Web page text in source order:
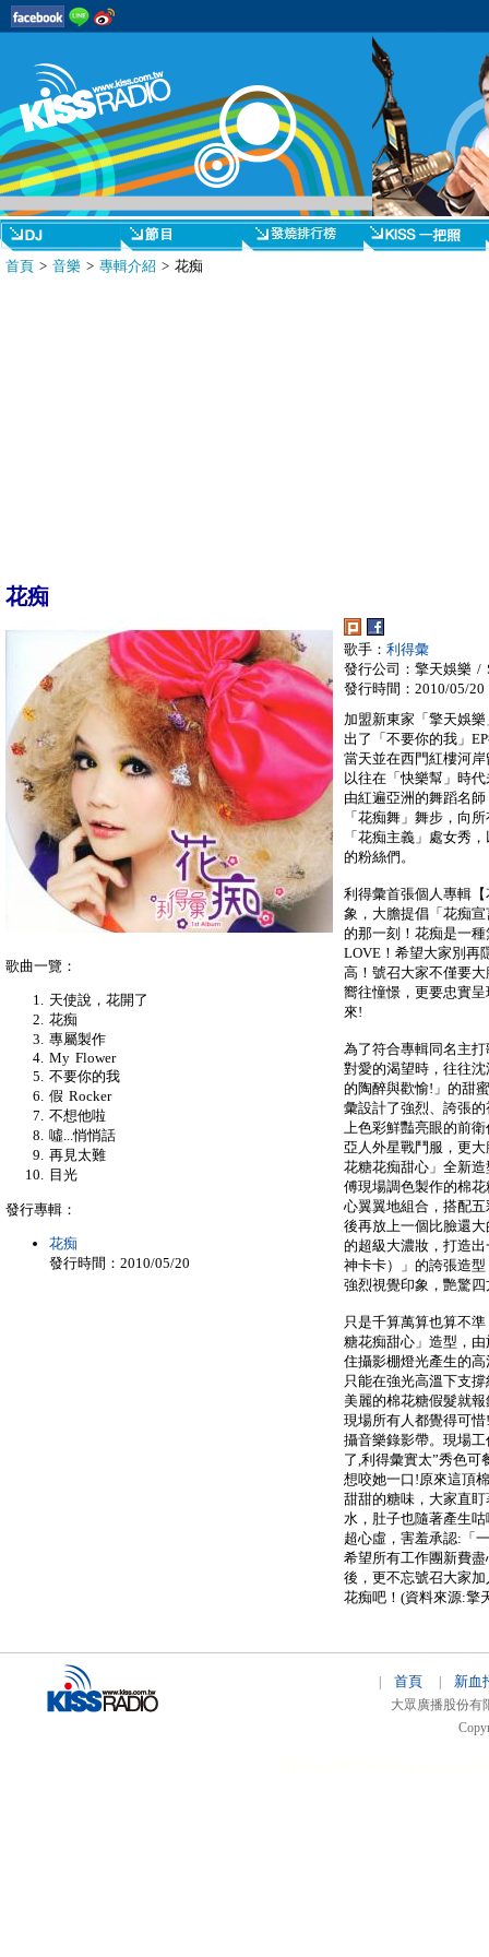
首頁 > 音樂 > 專輯介紹 > 花痴
花痴
歌手： 利得彙
發行公司：擎天娛樂 /
發行時間：2010/05/20
加盟新東家「擎天娛
出了「不要你的我」
當天並在西門紅樓河
以往在「快樂幫」時
由紅遍亞洲的舞蹈名
「花痴舞」舞步，向
「花痴主義」處女秀
的粉絲們。
利得彙首張個人專輯
象，大膽提倡「花痴
的那一刻！花痴是一
LOVE！希望大家別再
高！號召大家不僅要
嚮往憧憬，更要忠實
來!
為了符合專輯同名主
對愛的渴望時，往往
的陶醉與歡愉!」的甜
彙設計了強烈、誇張
上色彩鮮豔亮眼的前
亞人外星戰鬥服，更
花糖花痴甜心」全新
傅現場調色製作的棉
心翼翼地組合，搭配
後再放上一個比臉還
的超級大濃妝，打造
神卡卡）」的誇張造
強烈視覺印象，艷驚四
只是千算萬算也算不
糖花痴甜心」造型，
住攝影棚燈光產生的
只能在強光高溫下支
美麗的棉花糖假髮就
現場所有人都覺得可
攝音樂錄影帶。現場
了,利得彙實太”秀色可
想咬她一口!原來這頂
甜甜的糖味，大家直
水，肚子也隨著產生
超心虛，害羞承認:「
希望所有工作團新費
後，更不忘號召大家
花痴吧！(資料來源:擎
歌曲一覽：
天使說，花開了
花痴
專屬製作
My Flower
不要你的我
假 Rocker
不想他啦
噓...悄悄話
再見太難
目光
發行專輯：
花痴
發行時間：2010/05/20
首頁 新血
大眾廣播股份有